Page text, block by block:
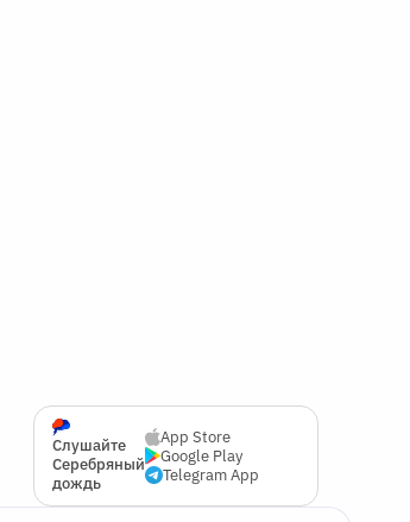
Слушайте
Серебряный
дождь
App Store
Google Play
Telegram App